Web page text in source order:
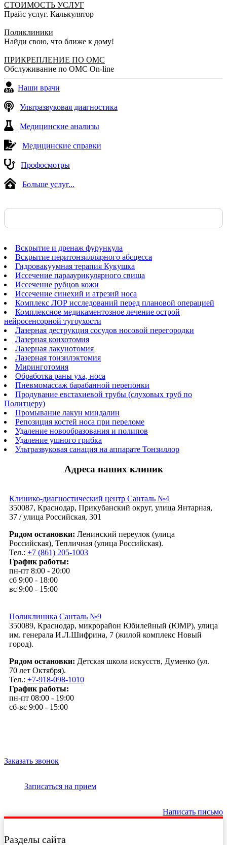
СТОИМОСТЬ УСЛУГ
Прайс услуг. Калькулятор
Поликлиники
Найди свою, что ближе к дому!
ПРИКРЕПЛЕНИЕ ПО ОМС
Обслуживание по ОМС On-line
Наши врачи
Ультразвуковая диагностика
Медицинские анализы
Медицинские справки
Профосмотры
Больше услуг...
Вскрытие и дренаж фурункула
Вскрытие перитонзиллярного абсцесса
Гидровакуумная терапия Кукушка
Иссечение парааурикулярного свища
Иссечение рубцов кожи
Иссечение синехий и атрезий носа
Комплекс ЛОР исследований перед плановой операцией
Комплексное медикаментозное лечение острой
нейросенсорной тугоухости
Лазерная деструкция сосудов носовой перегородки
Лазерная конхотомия
Лазерная лакунотомия
Лазерная тонзилэктомия
Миринготомия
Обработка раны уха, носа
Пневмомассаж барабанной перепонки
Продувание евстахиевой трубы (слуховых труб по
Политцеру)
Промывание лакун миндалин
Репозиция костей носа при переломе
Удаление новообразования и полипов
Удаление ушного грибка
Ультразвуковая санация на аппарате Тонзиллор
Адреса наших клиник
Клинико-диагностический центр Санталь №4
350087, Краснодар, Прикубанский округ, улица Янтарная,
37 / улица Российская, 301
Рядом остановки: Ленинский переулок (улица
Российская), Тепличная (улица Российская).
Тел.: +7 (861) 205-1003
График работы:
пн-пт 8:00 - 20:00
сб 9:00 - 18:00
вс 9:00 - 15:00
Поликлиника Санталь №9
350089, Краснодар, микрорайон Юбилейный (ЮМР), улица
им. генерала И.Л.Шифрина, 7 (жилой комплекс Новый
город).
Рядом остановки: Детская школа искусств, Думенко (ул.
70 лет Октября).
Тел.: +7-918-098-1010
График работы:
пн-пт 08:00 - 19:00
сб-вс 9:00 - 15:00
Заказать звонок
Записаться на прием
Написать письмо
Разделы сайта